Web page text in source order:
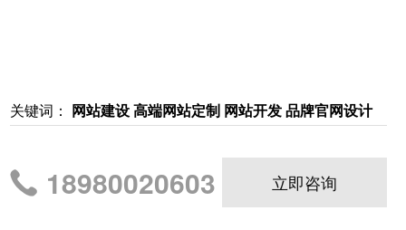
关键词： 网站建设 高端网站定制 网站开发 品牌官网设计
18980020603 立即咨询